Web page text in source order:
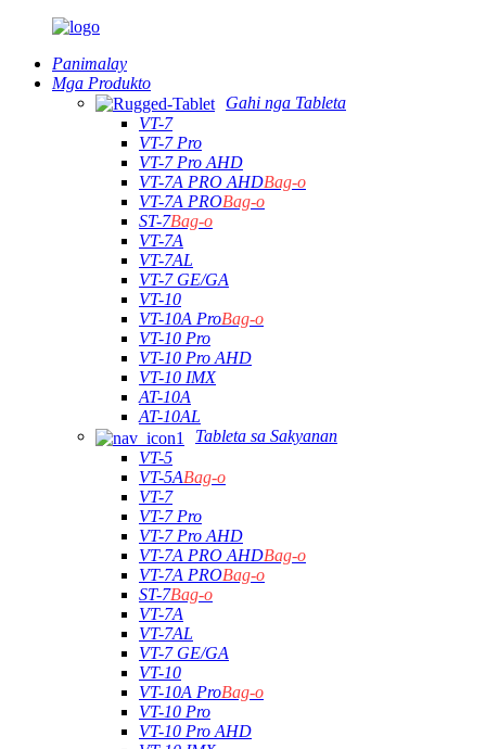
Panimalay
Mga Produkto
Gahi nga Tableta
VT-7
VT-7 Pro
VT-7 Pro AHD
VT-7A PRO AHDBag-o
VT-7A PROBag-o
ST-7Bag-o
VT-7A
VT-7AL
VT-7 GE/GA
VT-10
VT-10A ProBag-o
VT-10 Pro
VT-10 Pro AHD
VT-10 IMX
AT-10A
AT-10AL
Tableta sa Sakyanan
VT-5
VT-5ABag-o
VT-7
VT-7 Pro
VT-7 Pro AHD
VT-7A PRO AHDBag-o
VT-7A PROBag-o
ST-7Bag-o
VT-7A
VT-7AL
VT-7 GE/GA
VT-10
VT-10A ProBag-o
VT-10 Pro
VT-10 Pro AHD